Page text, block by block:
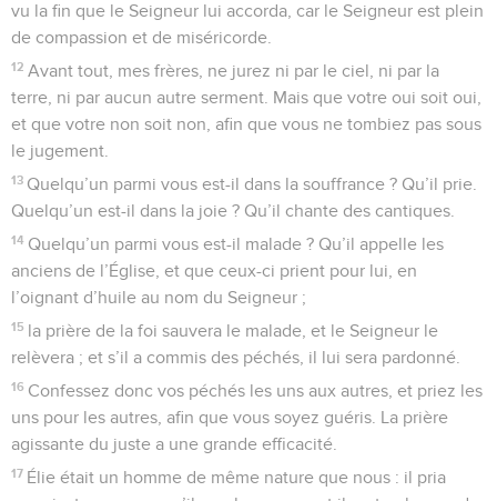
vu la fin que le Seigneur lui accorda, car le Seigneur est plein
de compassion et de miséricorde.
12 Avant tout, mes frères, ne jurez ni par le ciel, ni par la
terre, ni par aucun autre serment. Mais que votre oui soit oui,
et que votre non soit non, afin que vous ne tombiez pas sous
le jugement.
13 Quelqu’un parmi vous est-il dans la souffrance ? Qu’il prie.
Quelqu’un est-il dans la joie ? Qu’il chante des cantiques.
14 Quelqu’un parmi vous est-il malade ? Qu’il appelle les
anciens de l’Église, et que ceux-ci prient pour lui, en
l’oignant d’huile au nom du Seigneur ;
15 la prière de la foi sauvera le malade, et le Seigneur le
relèvera ; et s’il a commis des péchés, il lui sera pardonné.
16 Confessez donc vos péchés les uns aux autres, et priez les
uns pour les autres, afin que vous soyez guéris. La prière
agissante du juste a une grande efficacité.
17 Élie était un homme de même nature que nous : il pria